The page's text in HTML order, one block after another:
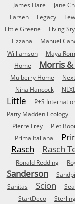
James Hare
Jane
Larsen
Legacy
Little Greene
Living
Tizzana
Manuel
Williamson
Maya
Home
Morris &
Mulberry Home
Nina Hancock
Little
P+S
Patty Madden Ecology
Pierre Frey
Piet
Prima Italiana
Rasch Rasch
Ronald Redding
Sanderson
Sanitas
Scion
StartDeco